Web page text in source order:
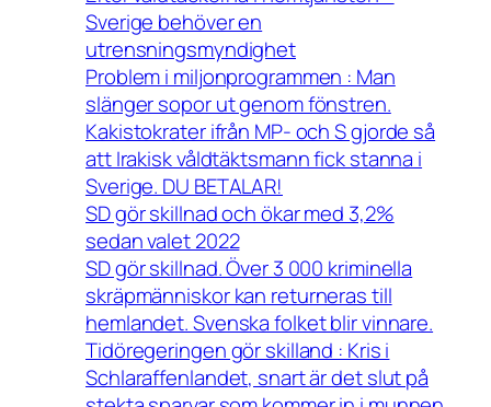
Sverige behöver en
utrensningsmyndighet
Problem i miljonprogrammen : Man
slänger sopor ut genom fönstren.
Kakistokrater ifrån MP- och S gjorde så
att Irakisk våldtäktsmann fick stanna i
Sverige. DU BETALAR!
SD gör skillnad och ökar med 3,2%
sedan valet 2022
SD gör skillnad. Över 3 000 kriminella
skräpmänniskor kan returneras till
hemlandet. Svenska folket blir vinnare.
Tidöregeringen gör skilland : Kris i
Schlaraffenlandet, snart är det slut på